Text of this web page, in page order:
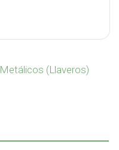
Metálicos (Llaveros)